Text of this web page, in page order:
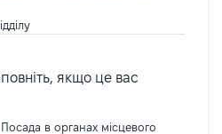
якщо це вас
Посада в органах місцевого